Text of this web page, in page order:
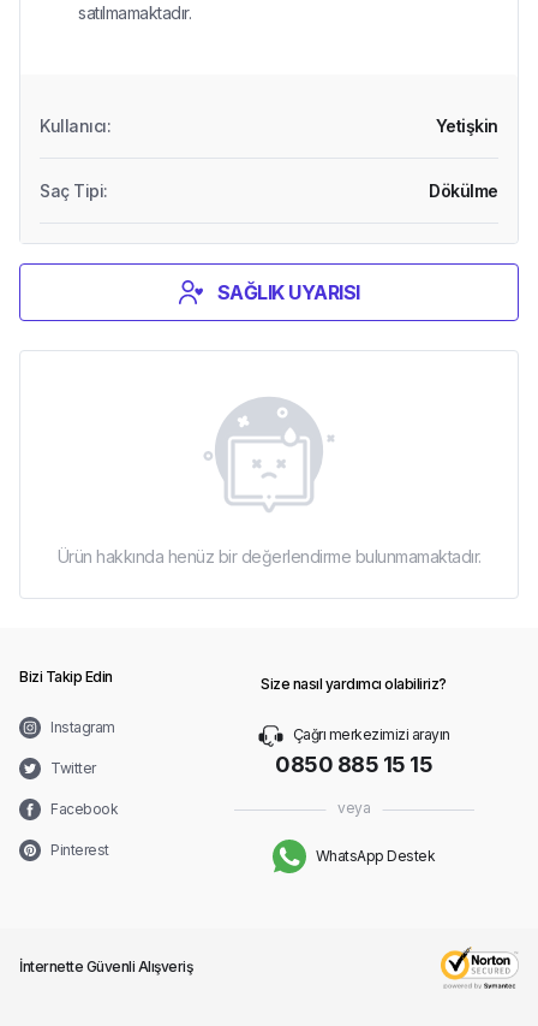
satılmamaktadır.
Kullanıcı: Yetişkin
Saç Tipi: Dökülme
SAĞLIK UYARISI
Ürün hakkında henüz bir değerlendirme bulunmamaktadır.
Bizi Takip Edin
Instagram
Twitter
Facebook
Pinterest
Size nasıl yardımcı olabiliriz?
Çağrı merkezimizi arayın
0850 885 15 15
veya
WhatsApp Destek
İnternette Güvenli Alışveriş